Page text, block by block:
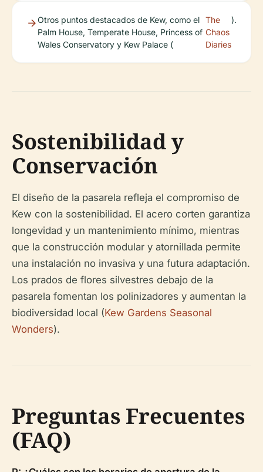
Otros puntos destacados de Kew, como el
Palm House, Temperate House, Princess of
Wales Conservatory y Kew Palace (
The
Chaos
Diaries
).
Sostenibilidad y
Conservación
El diseño de la pasarela refleja el compromiso de
Kew con la sostenibilidad. El acero corten garantiza
longevidad y un mantenimiento mínimo, mientras
que la construcción modular y atornillada permite
una instalación no invasiva y una futura adaptación.
Los prados de flores silvestres debajo de la
pasarela fomentan los polinizadores y aumentan la
biodiversidad local (Kew Gardens Seasonal
Wonders).
Preguntas Frecuentes
(FAQ)